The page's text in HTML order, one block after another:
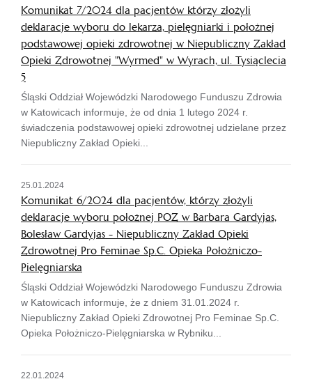
Komunikat 7/2024 dla pacjentów którzy złożyli
deklaracje wyboru do lekarza, pielęgniarki i położnej
podstawowej opieki zdrowotnej w Niepubliczny Zakład
Opieki Zdrowotnej "Wyrmed" w Wyrach, ul. Tysiąclecia
5
Śląski Oddział Wojewódzki Narodowego Funduszu Zdrowia
w Katowicach informuje, że od dnia 1 lutego 2024 r.
świadczenia podstawowej opieki zdrowotnej udzielane przez
Niepubliczny Zakład Opieki...
25.01.2024
Komunikat 6/2024 dla pacjentów, którzy złożyli
deklaracje wyboru położnej POZ w Barbara Gardyjas,
Bolesław Gardyjas - Niepubliczny Zakład Opieki
Zdrowotnej Pro Feminae Sp.C. Opieka Położniczo-
Pielęgniarska
Śląski Oddział Wojewódzki Narodowego Funduszu Zdrowia
w Katowicach informuje, że z dniem 31.01.2024 r.
Niepubliczny Zakład Opieki Zdrowotnej Pro Feminae Sp.C.
Opieka Położniczo-Pielęgniarska w Rybniku...
22.01.2024